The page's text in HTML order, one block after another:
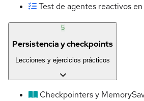
Test de agentes reactivos
5
Persistencia y checkpoints
Lecciones y ejercicios prácticos
Checkpointers y